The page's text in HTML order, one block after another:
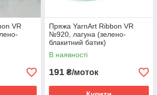
VR
Пряжа YarnArt Ribbon VR
№920, лагуна (зелено-
блакитний батик)
В наявності
191 ₴/моток